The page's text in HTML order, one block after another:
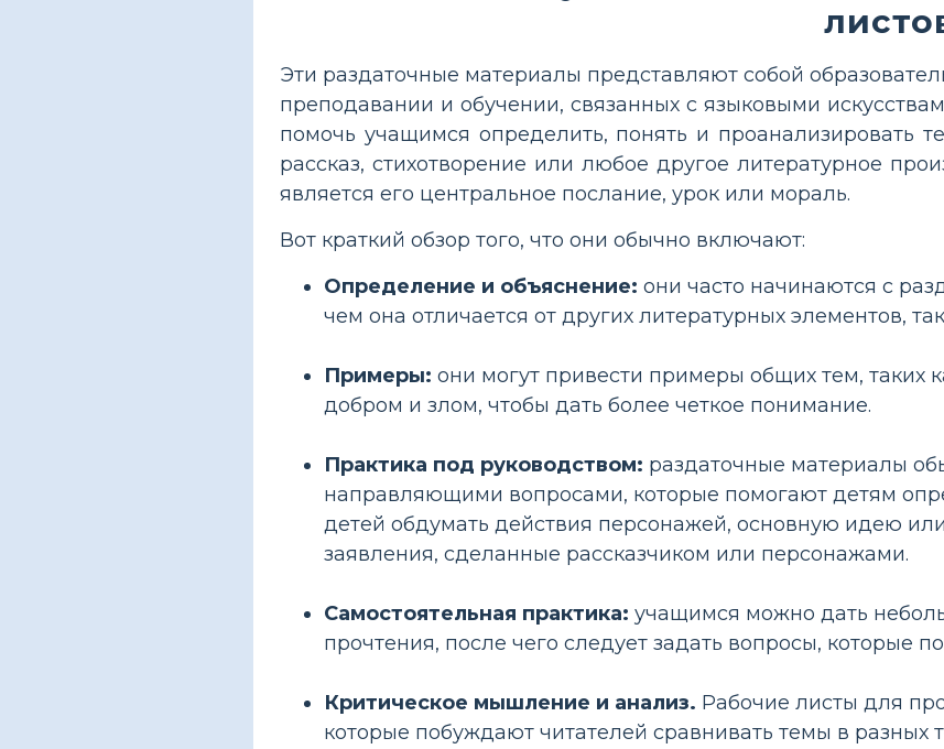
Эти раздаточные материалы представляют собой
преподавании и обучении, связанных с языковыми
помочь учащимся определить, понять и проанализировать
рассказ, стихотворение или любое другое литературное
является его центральное послание, урок или мораль.
Вот краткий обзор того, что они обычно включают:
Определение и объяснение: они часто начинаются с
чем она отличается от других литературных элементов,
Примеры: они могут привести примеры общих тем,
добром и злом, чтобы дать более четкое понимание.
Практика под руководством: раздаточные материалы
направляющими вопросами, которые помогают детям
детей обдумать действия персонажей, основную идею
заявления, сделанные рассказчиком или персонажами.
Самостоятельная практика: учащимся можно дать
прочтения, после чего следует задать вопросы, которые
Критическое мышление и анализ. Рабочие листы для
которые побуждают читателей сравнивать темы в разных